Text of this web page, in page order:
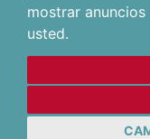
mostrar
usted.